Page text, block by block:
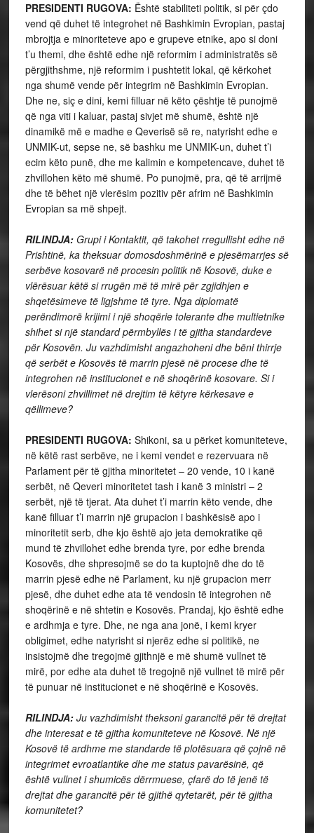
PRESIDENTI RUGOVA: Është stabiliteti politik, si për çdo
vend që duhet të integrohet në Bashkimin Evropian, pastaj
mbrojtja e minoriteteve apo e grupeve etnike, apo si doni
t’u themi, dhe është edhe një reformim i administratës së
përgjithshme, një reformim i pushtetit lokal, që kërkohet
nga shumë vende për integrim në Bashkimin Evropian.
Dhe ne, siç e dini, kemi filluar në këto çështje të punojmë
që nga viti i kaluar, pastaj sivjet më shumë, është një
dinamikë më e madhe e Qeverisë së re, natyrisht edhe e
UNMIK-ut, sepse ne, së bashku me UNMIK-un, duhet t’i
ecim këto punë, dhe me kalimin e kompetencave, duhet të
zhvillohen këto më shumë. Po punojmë, pra, që të arrijmë
dhe të bëhet një vlerësim pozitiv për afrim në Bashkimin
Evropian sa më shpejt.
RILINDJA:Grupi i Kontaktit, që takohet rregullisht edhe në
Prishtinë, ka theksuar domosdoshmërinë e pjesëmarrjes së
serbëve kosovarë në procesin politik në Kosovë, duke e
vlërësuar këtë si rrugën më të mirë për zgjidhjen e
shqetësimeve të ligjshme të tyre. Nga diplomatë
perëndimorë krijimi i një shoqërie tolerante dhe multietnike
shihet si një standard përmbyllës i të gjitha standardeve
për Kosovën. Ju vazhdimisht angazhoheni dhe bëni thirrje
që serbët e Kosovës të marrin pjesë në procese dhe të
integrohen në institucionet e në shoqërinë kosovare. Si i
vlerësoni zhvillimet në drejtim të këtyre kërkesave e
qëllimeve?
PRESIDENTI RUGOVA: Shikoni, sa u përket komuniteteve,
në këtë rast serbëve, ne i kemi vendet e rezervuara në
Parlament për të gjitha minoritetet – 20 vende, 10 i kanë
serbët, në Qeveri minoritetet tash i kanë 3 ministri – 2
serbët, një të tjerat. Ata duhet t’i marrin këto vende, dhe
kanë filluar t’i marrin një grupacion i bashkësisë apo i
minoritetit serb, dhe kjo është ajo jeta demokratike që
mund të zhvillohet edhe brenda tyre, por edhe brenda
Kosovës, dhe shpresojmë se do ta kuptojnë dhe do të
marrin pjesë edhe në Parlament, ku një grupacion merr
pjesë, dhe duhet edhe ata të vendosin të integrohen në
shoqërinë e në shtetin e Kosovës. Prandaj, kjo është edhe
e ardhmja e tyre. Dhe, ne nga ana jonë, i kemi kryer
obligimet, edhe natyrisht si njerëz edhe si politikë, ne
insistojmë dhe tregojmë gjithnjë e më shumë vullnet të
mirë, por edhe ata duhet të tregojnë një vullnet të mirë për
të punuar në institucionet e në shoqërinë e Kosovës.
RILINDJA:Ju vazhdimisht theksoni garancitë për të drejtat
dhe interesat e të gjitha komuniteteve në Kosovë. Në një
Kosovë të ardhme me standarde të plotësuara që çojnë në
integrimet evroatlantike dhe me status pavarësinë, që
është vullnet i shumicës dërrmuese, çfarë do të jenë të
drejtat dhe garancitë për të gjithë qytetarët, për të gjitha
komunitetet?